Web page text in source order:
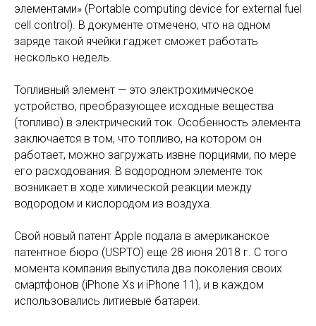
элементами» (Portable computing device for external fuel
cell control). В документе отмечено, что на одном
заряде такой ячейки гаджет сможет работать
несколько недель.
Топливный элемент — это электрохимическое
устройство, преобразующее исходные вещества
(топливо) в электрический ток. Особенность элемента
заключается в том, что топливо, на котором он
работает, можно загружать извне порциями, по мере
его расходования. В водородном элементе ток
возникает в ходе химической реакции между
водородом и кислородом из воздуха.
Свой новый патент Apple подала в американское
патентное бюро (USPTO) еще 28 июня 2018 г. С того
момента компания выпустила два поколения своих
смартфонов (iPhone Xs и iPhone 11), и в каждом
использовались литиевые батареи.